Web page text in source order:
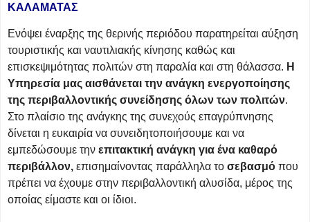
ΚΑΛΑΜΑΤΑΣ
Ενόψει έναρξης της θερινής περιόδου παρατηρείται αύξηση
τουριστικής και ναυτιλιακής κίνησης καθώς και
επισκεψιμότητας πολιτών στη παραλία και στη θάλασσα. Η
Υπηρεσία μας αισθάνεται την ανάγκη ενεργοποίησης
της περιβαλλοντικής συνείδησης όλων των πολιτών.
Στο πλαίσιο της ανάγκης της συνεχούς επαγρύπνησης
δίνεται η ευκαιρία να συνειδητοποιήσουμε και να
εμπεδώσουμε την επιτακτική ανάγκη για ένα καθαρό
περιβάλλον, επισημαίνοντας παράλληλα το σεβασμό που
πρέπει να έχουμε στην περιβαλλοντική αλυσίδα, μέρος της
οποίας είμαστε και οι ίδιοι.